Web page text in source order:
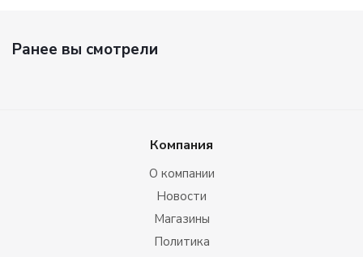
Ранее вы смотрели
Компания
О компании
Новости
Магазины
Политика